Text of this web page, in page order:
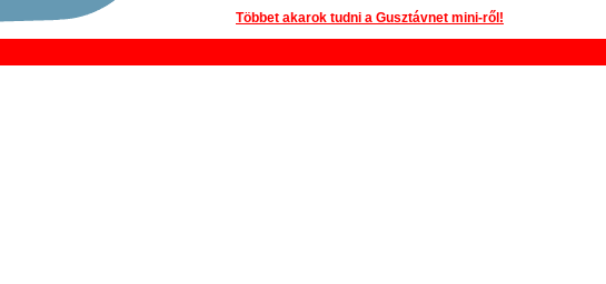
Többet akarok tudni a Gusztávnet mini-ről!